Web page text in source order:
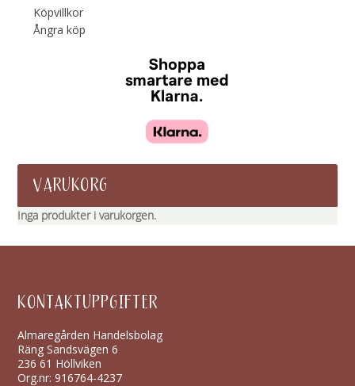
Köpvillkor
Ångra köp
VARUKORG
Inga produkter i varukorgen.
KONTAKTUPPGIFTER
Almaregården Handelsbolag
Räng Sandsvägen 6
236 61 Höllviken
Org.nr: 916764-4237